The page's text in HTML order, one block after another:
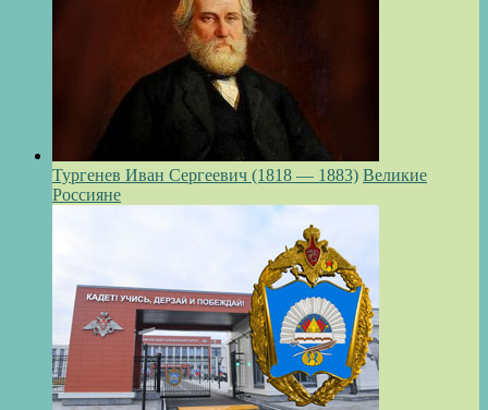
Тургенев Иван Сергеевич (1818 — 1883) Великие
Россияне